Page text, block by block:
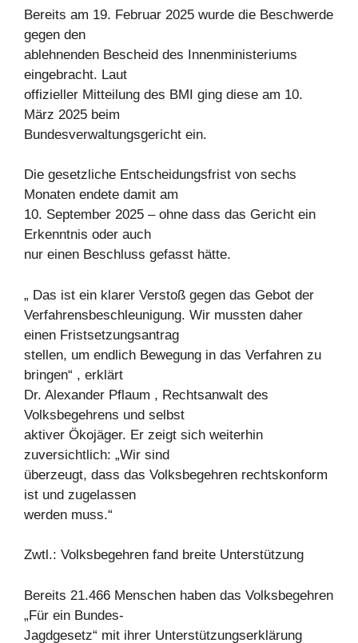
Bereits am 19. Februar 2025 wurde die Beschwerde
gegen den
ablehnenden Bescheid des Innenministeriums
eingebracht. Laut
offizieller Mitteilung des BMI ging diese am 10.
März 2025 beim
Bundesverwaltungsgericht ein.
Die gesetzliche Entscheidungsfrist von sechs
Monaten endete damit am
10. September 2025 – ohne dass das Gericht ein
Erkenntnis oder auch
nur einen Beschluss gefasst hätte.
„ Das ist ein klarer Verstoß gegen das Gebot der
Verfahrensbeschleunigung. Wir mussten daher
einen Fristsetzungsantrag
stellen, um endlich Bewegung in das Verfahren zu
bringen“ , erklärt
Dr. Alexander Pflaum , Rechtsanwalt des
Volksbegehrens und selbst
aktiver Ökojäger. Er zeigt sich weiterhin
zuversichtlich: „Wir sind
überzeugt, dass das Volksbegehren rechtskonform
ist und zugelassen
werden muss.“
Zwtl.: Volksbegehren fand breite Unterstützung
Bereits 21.466 Menschen haben das Volksbegehren
„Für ein Bundes-
Jagdgesetz“ mit ihrer Unterstützungserklärung